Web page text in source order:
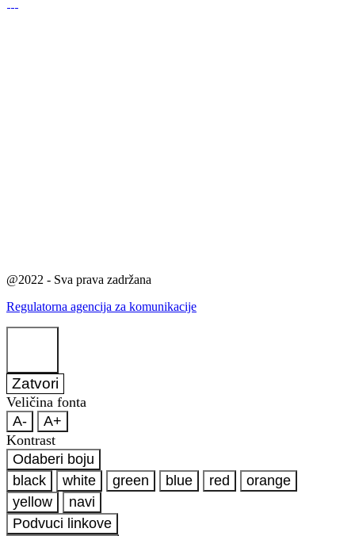
@2022 - Sva prava zadržana
Regulatorna agencija za komunikacije
Zatvori
Veličina fonta
A-
A+
Kontrast
Odaberi boju
black
white green blue red
orange
yellow
navi
Podvuci linkove